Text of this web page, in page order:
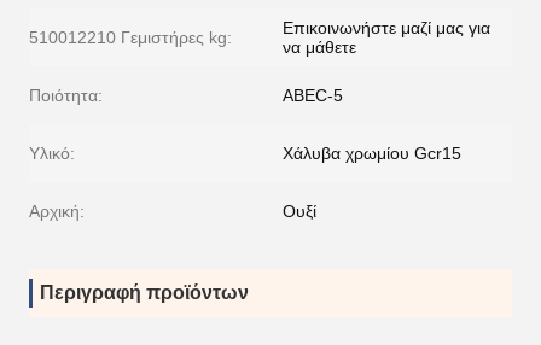
510012210 Γεμιστήρες kg:
Επικοινωνήστε μαζί μας για
να μάθετε
Ποιότητα: ABEC-5
Υλικό: Χάλυβα χρωμίου Gcr15
Αρχική: Ουξί
Περιγραφή προϊόντων